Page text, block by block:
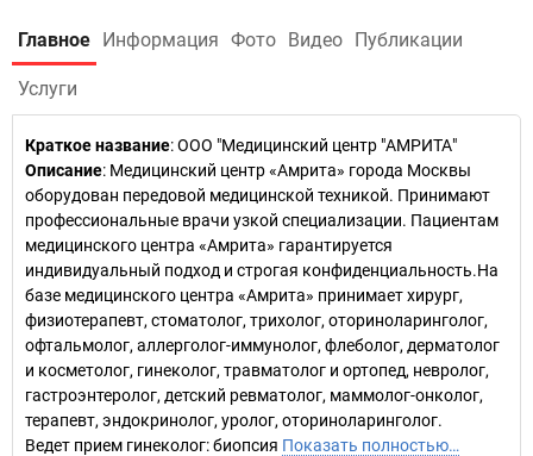
Главное Информация Фото Видео Публикации
Услуги
Краткое название:ООО "Медицинский центр "АМРИТА"
Описание: Медицинский центр «Амрита» города Москвы
оборудован передовой медицинской техникой. Принимают
профессиональные врачи узкой специализации. Пациентам
медицинского центра «Амрита» гарантируется
индивидуальный подход и строгая конфиденциальность.На
базе медицинского центра «Амрита» принимает хирург,
физиотерапевт, стоматолог, трихолог, оториноларинголог,
офтальмолог, аллерголог-иммунолог, флеболог, дерматолог
и косметолог, гинеколог, травматолог и ортопед, невролог,
гастроэнтеролог, детский ревматолог, маммолог-онколог,
терапевт, эндокринолог, уролог, оториноларинголог.
Ведет прием гинеколог: биопсия Показать полностью…